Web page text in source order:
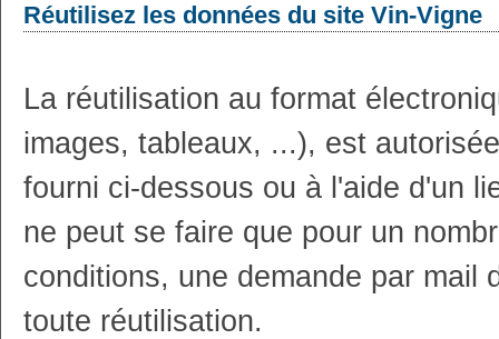
Réutilisez les données du site Vin-Vigne
La réutilisation au format
images, tableaux, ...), est
fourni ci-dessous ou à l'aide d'un
ne peut se faire que pour un
conditions, une demande par mail
toute réutilisation.